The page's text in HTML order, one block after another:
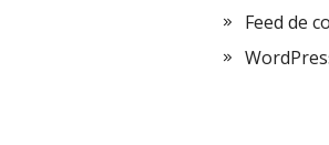
Feed de